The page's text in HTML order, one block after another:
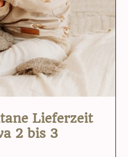
Lieferzeit
2 bis 3